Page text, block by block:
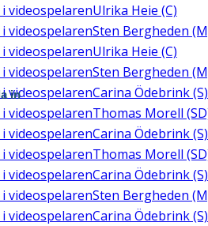
i videospelarenUlrika Heie (C)
i videospelarenSten Bergheden
i videospelarenUlrika Heie (C)
i videospelarenSten Bergheden
i videospelarenCarina Ödebrink (S)
i videospelarenThomas Morell
i videospelarenCarina Ödebrink (S)
i videospelarenThomas Morell
i videospelarenCarina Ödebrink (S)
i videospelarenSten Bergheden
i videospelarenCarina Ödebrink (S)
in